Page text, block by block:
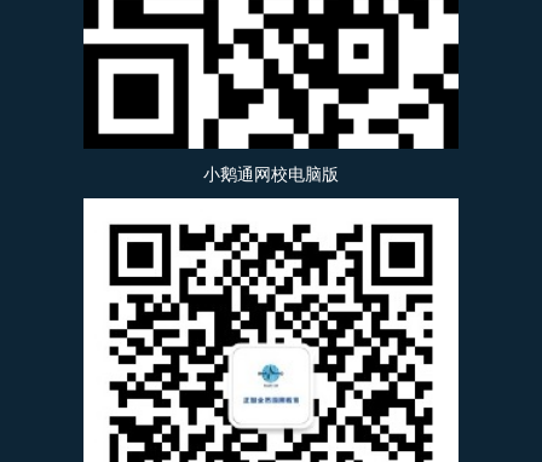
小鹅通网校电脑版